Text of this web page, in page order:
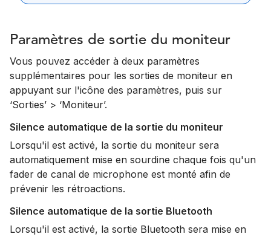
Paramètres de sortie du moniteur
Vous pouvez accéder à deux paramètres
supplémentaires pour les sorties de moniteur en
appuyant sur l'icône des paramètres, puis sur
‘Sorties’ > ‘Moniteur’.
Silence automatique de la sortie du moniteur
Lorsqu'il est activé, la sortie du moniteur sera
automatiquement mise en sourdine chaque fois qu'un
fader de canal de microphone est monté afin de
prévenir les rétroactions.
Silence automatique de la sortie Bluetooth
Lorsqu'il est activé, la sortie Bluetooth sera mise en